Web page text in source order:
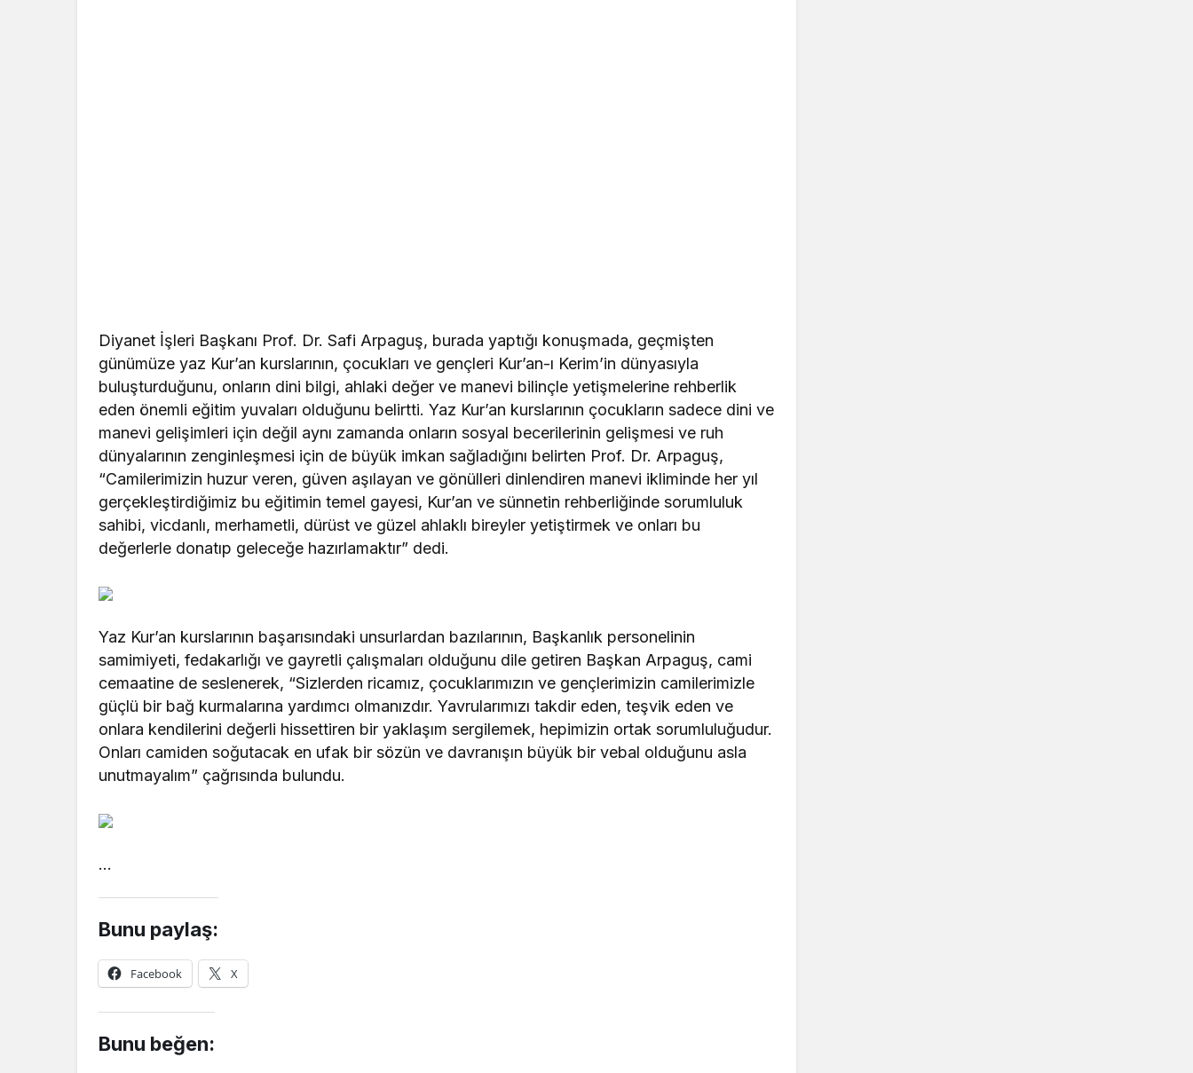
Diyanet İşleri Başkanı Prof. Dr. Safi Arpaguş, burada yaptığı konuşmada, geçmişten
günümüze yaz Kur’an kurslarının, çocukları ve gençleri Kur’an-ı Kerim’in dünyasıyla
buluşturduğunu, onların dini bilgi, ahlaki değer ve manevi bilinçle yetişmelerine rehberlik
eden önemli eğitim yuvaları olduğunu belirtti. Yaz Kur’an kurslarının çocukların sadece dini ve
manevi gelişimleri için değil aynı zamanda onların sosyal becerilerinin gelişmesi ve ruh
dünyalarının zenginleşmesi için de büyük imkan sağladığını belirten Prof. Dr. Arpaguş,
“Camilerimizin huzur veren, güven aşılayan ve gönülleri dinlendiren manevi ikliminde her yıl
gerçekleştirdiğimiz bu eğitimin temel gayesi, Kur’an ve sünnetin rehberliğinde sorumluluk
sahibi, vicdanlı, merhametli, dürüst ve güzel ahlaklı bireyler yetiştirmek ve onları bu
değerlerle donatıp geleceğe hazırlamaktır” dedi.
Yaz Kur’an kurslarının başarısındaki unsurlardan bazılarının, Başkanlık personelinin
samimiyeti, fedakarlığı ve gayretli çalışmaları olduğunu dile getiren Başkan Arpaguş, cami
cemaatine de seslenerek, “Sizlerden ricamız, çocuklarımızın ve gençlerimizin camilerimizle
güçlü bir bağ kurmalarına yardımcı olmanızdır. Yavrularımızı takdir eden, teşvik eden ve
onlara kendilerini değerli hissettiren bir yaklaşım sergilemek, hepimizin ortak sorumluluğudur.
Onları camiden soğutacak en ufak bir sözün ve davranışın büyük bir vebal olduğunu asla
unutmayalım” çağrısında bulundu.
…
Bunu paylaş:
Facebook X
Bunu beğen: